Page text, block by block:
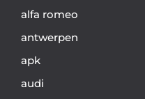
alfa romeo
antwerpen
apk
audi